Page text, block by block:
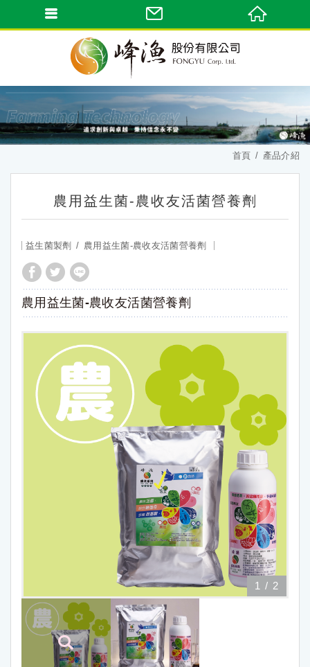
首頁 產品介紹
農用益生菌-農收友活菌營養劑
益生菌製劑 農用益生菌-農收友活菌營養劑
農用益生菌-農收友活菌營養劑
1 / 2